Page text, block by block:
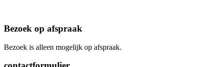
Bezoek op afspraak
Bezoek is alleen mogelijk op afspraak.